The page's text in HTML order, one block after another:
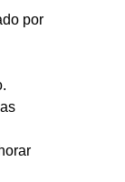
por